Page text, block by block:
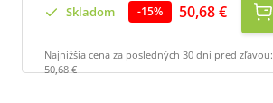
Skladom -15% 50,68 €
Najnižšia cena za posledných 30 dní pred zľavou:
50,68 €